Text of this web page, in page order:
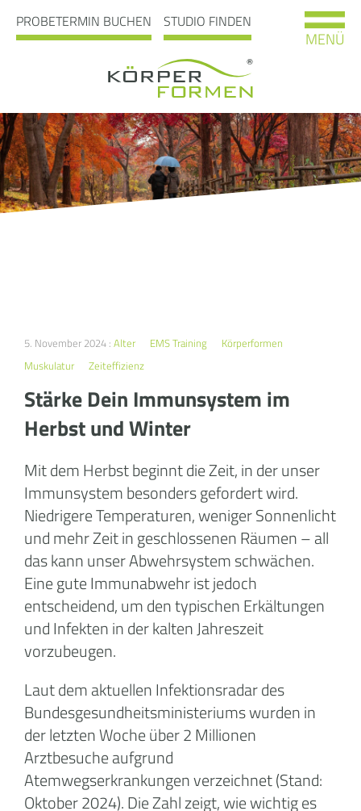
PROBETERMIN BUCHEN STUDIO FINDEN
MENÜ
5. November 2024 : Alter EMS Training
Körperformen
Muskulatur
Zeiteffizienz
Stärke Dein Immunsystem im
Herbst und Winter
Mit dem Herbst beginnt die Zeit, in der unser
Immunsystem besonders gefordert wird.
Niedrigere Temperaturen, weniger Sonnenlicht
und mehr Zeit in geschlossenen Räumen – all
das kann unser Abwehrsystem schwächen.
Eine gute Immunabwehr ist jedoch
entscheidend, um den typischen Erkältungen
und Infekten in der kalten Jahreszeit
vorzubeugen.
Laut dem aktuellen Infektionsradar des
Bundesgesundheitsministeriums wurden in
der letzten Woche über 2 Millionen
Arztbesuche aufgrund
Atemwegserkrankungen verzeichnet (Stand:
Oktober 2024). Die Zahl zeigt, wie wichtig es